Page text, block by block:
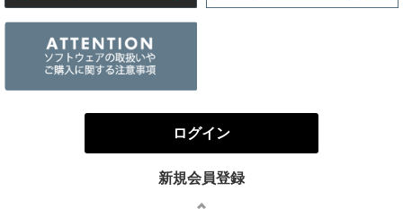
ログイン
新規会員登録